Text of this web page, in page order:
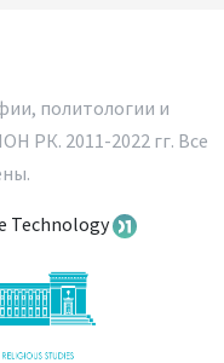
политологии и
РК. 2011-2022 гг. Все
Technology